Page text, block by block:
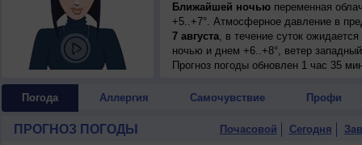
Ближайшей ночьюпеременная
+5..+7°. Атмосферное давление в
7 августа, в течение суток
ночью и днем +6..+8°, ветер
8 августа, ожидается малооблачная
9 августа, в течение суток на фоне
умеренный.
10 августа, ожидается ясная погода;
Прогноз погоды обновлен 1 час 35
Погода Аллергия Самочувствие Профи
ПРОГНОЗ ПОГОДЫ Почасовой Сегодня